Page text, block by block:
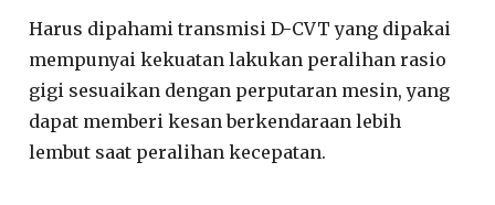
Harus dipahami transmisi D-CVT yang dipakai
mempunyai kekuatan lakukan peralihan rasio
gigi sesuaikan dengan perputaran mesin, yang
dapat memberi kesan berkendaraan lebih
lembut saat peralihan kecepatan.